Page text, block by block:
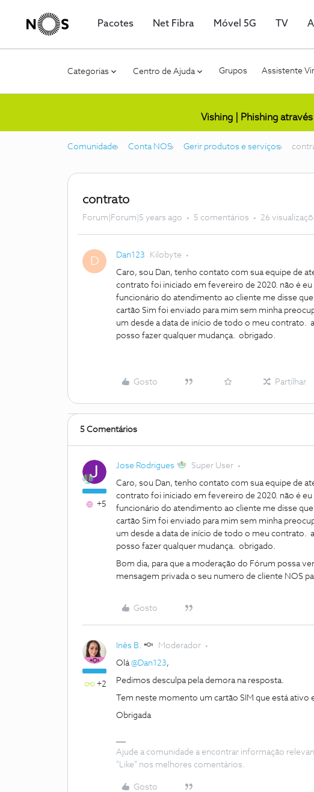
Pacotes Net Fibra Móvel 5G TV
Categorias Centro de Ajuda Grupos Assistente
Vishing | Phishing
Comunidade Conta NOS Gerir produtos e serviços
contrato
Forum|Forum|5 years ago 5 comentários 26
D Dan123 Kilobyte
Caro, sou Dan, tenho contato com sua equipe de
contrato foi iniciado em fevereiro de 2020. não é
funcionário do atendimento ao cliente me disse
cartão Sim foi enviado para mim sem minha
um desde a data de início de todo o meu contrato.
posso fazer qualquer mudança. obrigado.
Gosto Partilhar
5 Comentários
+5
Jose Rodrigues Super User
Caro, sou Dan, tenho contato com sua equipe de
contrato foi iniciado em fevereiro de 2020. não é
funcionário do atendimento ao cliente me disse
cartão Sim foi enviado para mim sem minha
um desde a data de início de todo o meu contrato.
posso fazer qualquer mudança. obrigado.
Bom dia, para que a moderação do Fórum possa
mensagem privada o seu numero de cliente NOS
Gosto
+2
Inês B. Moderador
Olá@Dan123,
Pedimos desculpa pela demora na resposta.
Tem neste momento um cartão SIM que está ativo
Obrigada
Ajude a comunidade a encontrar informação
"Like" nos melhores comentários.
Gosto